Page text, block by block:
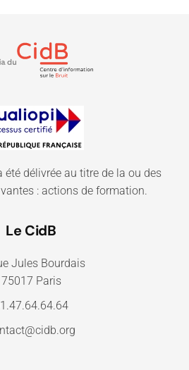
été délivrée au titre de la ou des
: actions de formation.
Le CidB
Jules Bourdais
75017 Paris